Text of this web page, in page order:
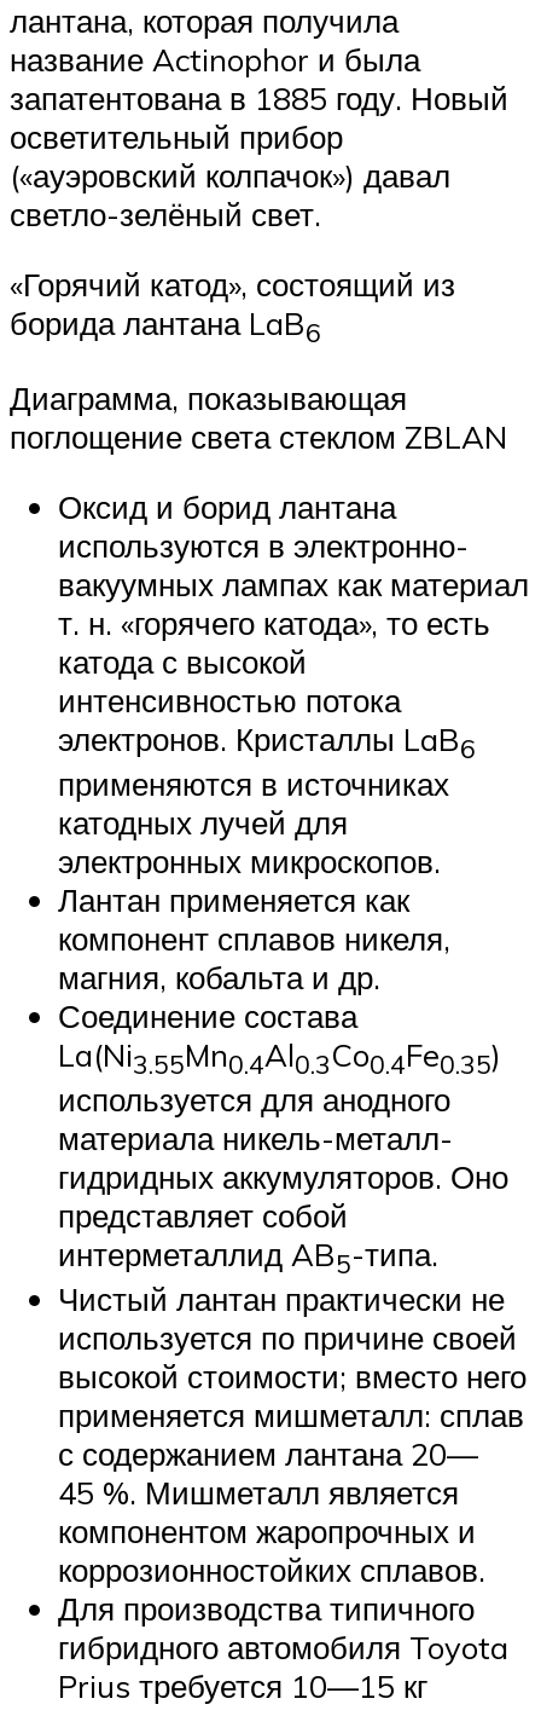
лантана, которая получила
название Actinophor и была
запатентована в 1885 году. Новый
осветительный прибор
(«ауэровский колпачок») давал
светло-зелёный свет.
«Горячий катод», состоящий из
борида лантана LaB6
Диаграмма, показывающая
поглощение света стеклом ZBLAN
Оксид и борид лантана
используются в электронно-
вакуумных лампах как материал
т. н. «горячего катода», то есть
катода с высокой
интенсивностью потока
электронов. Кристаллы LaB6
применяются в источниках
катодных лучей для
электронных микроскопов.
Лантан применяется как
компонент сплавов никеля,
магния, кобальта и др.
Соединение состава
La(Ni3.55Mn0.4Al0.3Co0.4Fe0.35)
используется для анодного
материала никель-металл-
гидридных аккумуляторов. Оно
представляет собой
интерметаллид AB5-типа.
Чистый лантан практически не
используется по причине своей
высокой стоимости; вместо него
применяется мишметалл: сплав
с содержанием лантана 20—
45 %. Мишметалл является
компонентом жаропрочных и
коррозионностойких сплавов.
Для производства типичного
гибридного автомобиля Toyota
Prius требуется 10—15 кг